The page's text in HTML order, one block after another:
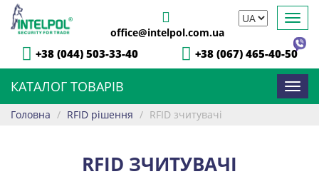
office@intelpol.com.ua
+38 (044) 503-33-40 +38 (067) 465-40-50
КАТАЛОГ ТОВАРІВ
Головна / RFID рішення / RFID зчитувачі
RFID ЗЧИТУВАЧІ